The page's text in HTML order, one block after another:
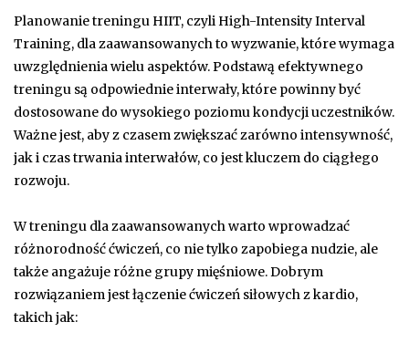
Planowanie treningu HIIT, czyli High-Intensity Interval
Training, dla zaawansowanych to wyzwanie, które wymaga
uwzględnienia wielu aspektów. Podstawą efektywnego
treningu są odpowiednie interwały, które powinny być
dostosowane do wysokiego poziomu kondycji uczestników.
Ważne jest, aby z czasem zwiększać zarówno intensywność,
jak i czas trwania interwałów, co jest kluczem do ciągłego
rozwoju.
W treningu dla zaawansowanych warto wprowadzać
różnorodność ćwiczeń, co nie tylko zapobiega nudzie, ale
także angażuje różne grupy mięśniowe. Dobrym
rozwiązaniem jest łączenie ćwiczeń siłowych z kardio,
takich jak: